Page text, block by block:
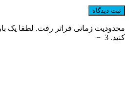
محدودیت زمانی فراتر رفت. لطفا یک
کنید. 3
−